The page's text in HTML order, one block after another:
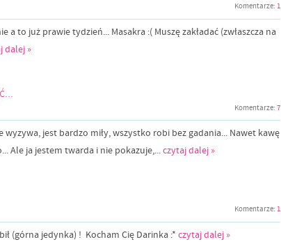
Komentarze: 1
a to już prawie tydzień... Masakra :( Muszę zakładać (zwłaszcza na
dalej »
Komentarze: 7
wyzywa, jest bardzo miły, wszystko robi bez gadania... Nawet kawę
Ale ja jestem twarda i nie pokazuje,...czytaj dalej »
Komentarze: 1
(górna jedynka) ! Kocham Cię Darinka :* czytaj dalej »